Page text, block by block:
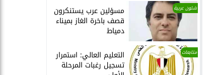
شئون عربية مسؤلين عرب يستنكرون
قصف باخرة الغاز بميناء
دمياط
متابعات التعليم العالي: استمرار
تسجيل رغبات المرحلة